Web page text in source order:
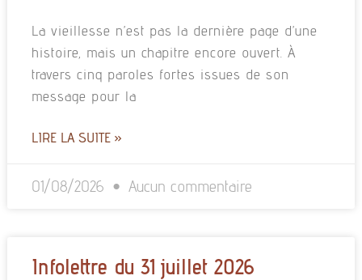
La vieillesse n’est pas la dernière page d’une
histoire, mais un chapitre encore ouvert. À
travers cinq paroles fortes issues de son
message pour la
LIRE LA SUITE »
01/08/2026 Aucun commentaire
Infolettre du 31 juillet 2026